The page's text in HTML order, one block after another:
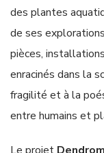
des plantes
de ses
pièces,
enracinés dans la
fragilité et à la
entre humains et